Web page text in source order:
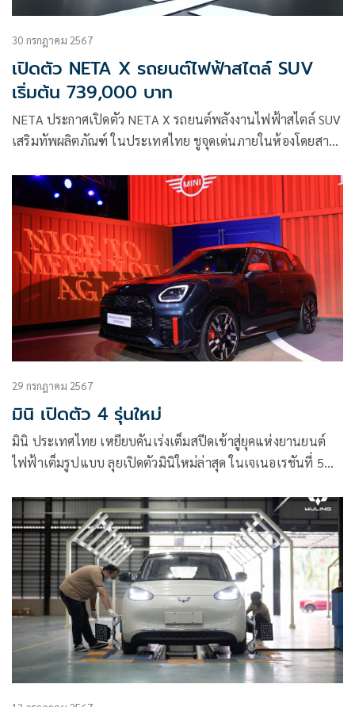
30 กรกฎาคม 2567
เปิดตัว NETA X รถยนต์ไฟฟ้าสไตล์ SUV
เริ่มต้น 739,000 บาท
NETA ประกาศเปิดตัว NETA X รถยนต์พลังงานไฟฟ้าสไตล์ SUV
เสริมทัพผลิตภัณฑ์ ในประเทศไทย ชูจุดเด่นภายในห้องโดยสาร
29 กรกฎาคม 2567
มินิ เปิดตัว 4 รุ่นใหม่
มินิ ประเทศไทย เหยียบคันเร่งเต็มสปีดเข้าสู่ยุคแห่งยานยนต์
ไฟฟ้าเต็มรูปแบบ ลุยเปิดตัวมินิใหม่ล่าสุด ในเจเนอเรชันที่ 5